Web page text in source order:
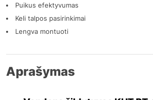
Puikus efektyvumas
Keli talpos pasirinkimai
Lengva montuoti
Aprašymas